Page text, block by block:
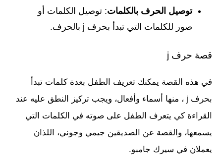
توصيل الحرف بالكلمات: توصيل الكلمات أو
صور للكلمات التي تبدأ بحرف j بالحرف.
قصة حرف j
في هذه القصة يمكنك تعريف الطفل بعدة كلمات تبدأ
بحرف j ، منها أسماء وأفعال، ويجب تركيز النطق عليه عند
القراءة كي يتعرف الطفل على صوته في الكلمات التي
يسمعها، والقصة عن الصديقين جيمي وجوني، اللذان
يعملان في سيرك جامبو.